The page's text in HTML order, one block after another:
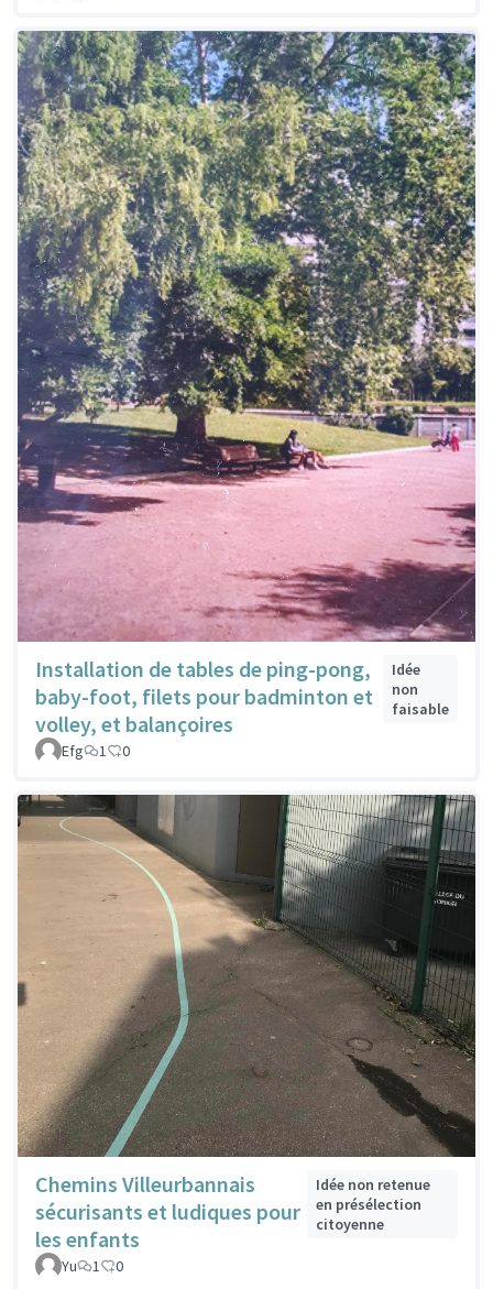
Installation de tables de ping-pong,
baby-foot, filets pour badminton et
volley, et balançoires
Idée
non
faisable
Efg 1 0
Chemins Villeurbannais
sécurisants et ludiques pour
les enfants
Idée non retenue
en présélection
citoyenne
Yu 1 0